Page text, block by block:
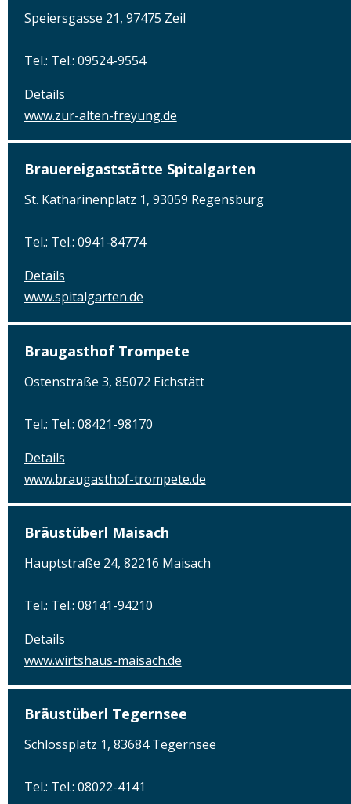
Speiersgasse 21, 97475 Zeil
Tel.: Tel.: 09524-9554
Details
www.zur-alten-freyung.de
Brauereigaststätte Spitalgarten
St. Katharinenplatz 1, 93059 Regensburg
Tel.: Tel.: 0941-84774
Details
www.spitalgarten.de
Braugasthof Trompete
Ostenstraße 3, 85072 Eichstätt
Tel.: Tel.: 08421-98170
Details
www.braugasthof-trompete.de
Bräustüberl Maisach
Hauptstraße 24, 82216 Maisach
Tel.: Tel.: 08141-94210
Details
www.wirtshaus-maisach.de
Bräustüberl Tegernsee
Schlossplatz 1, 83684 Tegernsee
Tel.: Tel.: 08022-4141